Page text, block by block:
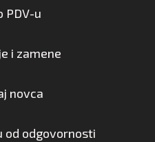
PDV-u
i zamene
novca
od odgovornosti